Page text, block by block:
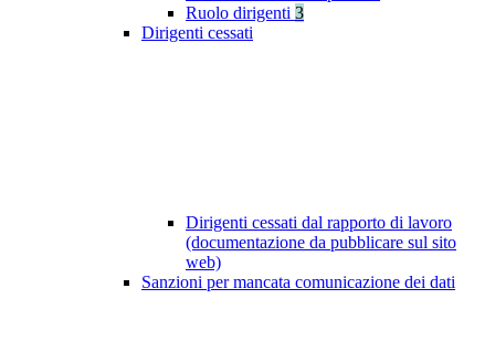
Ruolo dirigenti 3
Dirigenti cessati
Dirigenti cessati dal rapporto di lavoro
(documentazione da pubblicare sul sito
web)
Sanzioni per mancata comunicazione dei dati